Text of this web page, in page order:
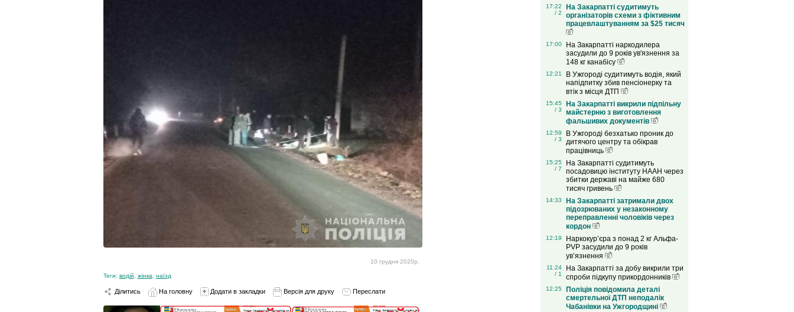
10 грудня 2020р.
Теги: водій жінка наїзд
Ділитись На головну Додати в закладки Версія для друку Переслати
17:22
/ 2
На Закарпатті судитимуть
організаторів схеми з фіктивним
працевлаштуванням за $25 тисяч
17:00
На Закарпатті наркодилера
засудили до 9 років ув'язнення за
148 кг канабісу
12:21
В Ужгороді судитимуть водія, який
напідпитку збив пенсіонерку та
втік з місця ДТП
15:45
/ 3
На Закарпатті викрили підпільну
майстерню з виготовлення
фальшивих документів
12:59
/ 3
В Ужгороді безхатько проник до
дитячого центру та обікрав
працівниць
15:25
/ 7
На Закарпатті судитимуть
посадовицю інституту НААН через
збитки державі на майже 680
тисяч гривень
14:33
На Закарпатті затримали двох
підозрюваних у незаконному
переправленні чоловіків через
кордон
12:19
Наркокур’єра з понад 2 кг Альфа-
PVP засудили до 9 років
ув’язнення
11:24
/ 1
На Закарпатті за добу викрили три
спроби підкупу прикордонників
12:25
Поліція повідомила деталі
смертельної ДТП неподалік
Чабанівки на Ужгородщині